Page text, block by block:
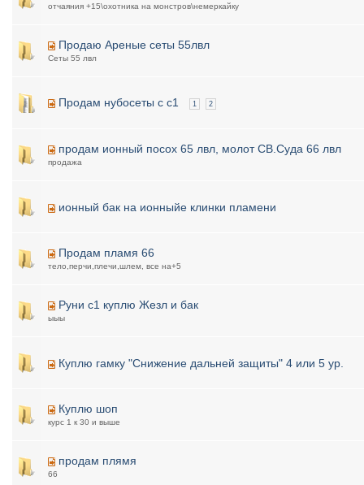
отчаяния +15\охотника на монстров\немеркайку
Продаю Ареные сеты 55лвл
Сеты 55 лвл
Продам нубосеты с с1 1 2
продам ионный посох 65 лвл, молот СВ.Суда 66 лвл
продажа
ионный бак на ионныйе клинки пламени
Продам пламя 66
тело,перчи,плечи,шлем, все на+5
Руни с1 куплю Жезл и бак
ыыы
Куплю гамку "Снижение дальней защиты" 4 или 5 ур.
Куплю шоп
курс 1 к 30 и выше
продам плямя
66